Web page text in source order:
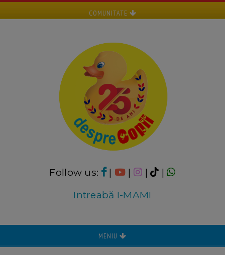
COMUNITATE
Follow us: | | |
|
Intreabă I-MAMI
MENIU